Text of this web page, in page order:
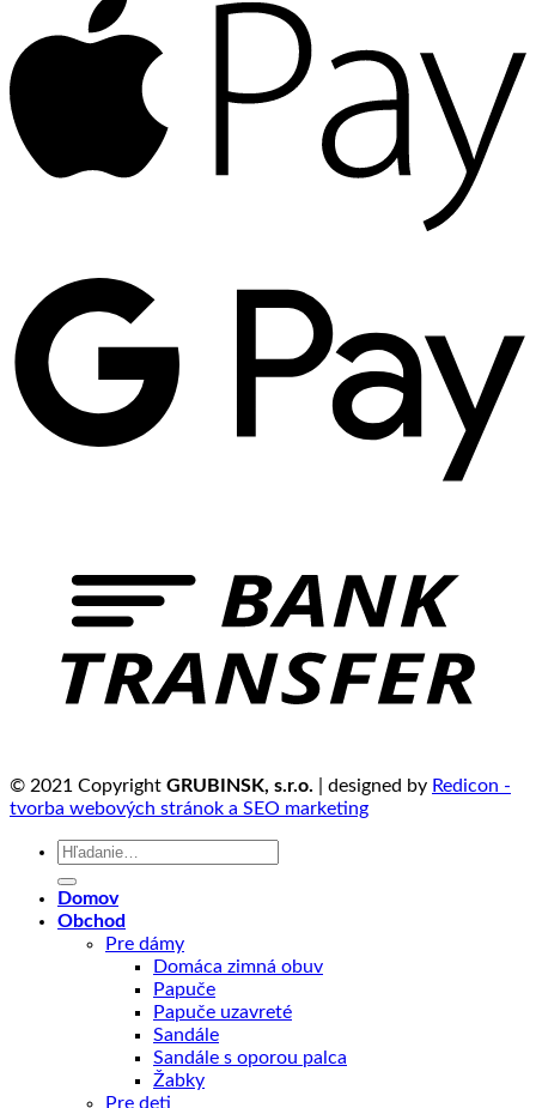
© 2021 Copyright GRUBINSK, s.r.o. | designed by Redicon -
tvorba webových stránok a SEO marketing
Hľadať:
Domov
Obchod
Pre dámy
Domáca zimná obuv
Papuče
Papuče uzavreté
Sandále
Sandále s oporou palca
Žabky
Pre deti